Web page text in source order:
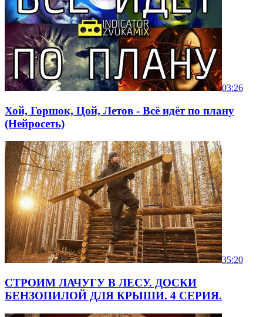
03:26
Хой, Горшок, Цой, Летов - Всё идёт по плану
(Нейросеть)
35:20
СТРОИМ ЛАЧУГУ В ЛЕСУ. ДОСКИ
БЕНЗОПИЛОЙ ДЛЯ КРЫШИ. 4 СЕРИЯ.